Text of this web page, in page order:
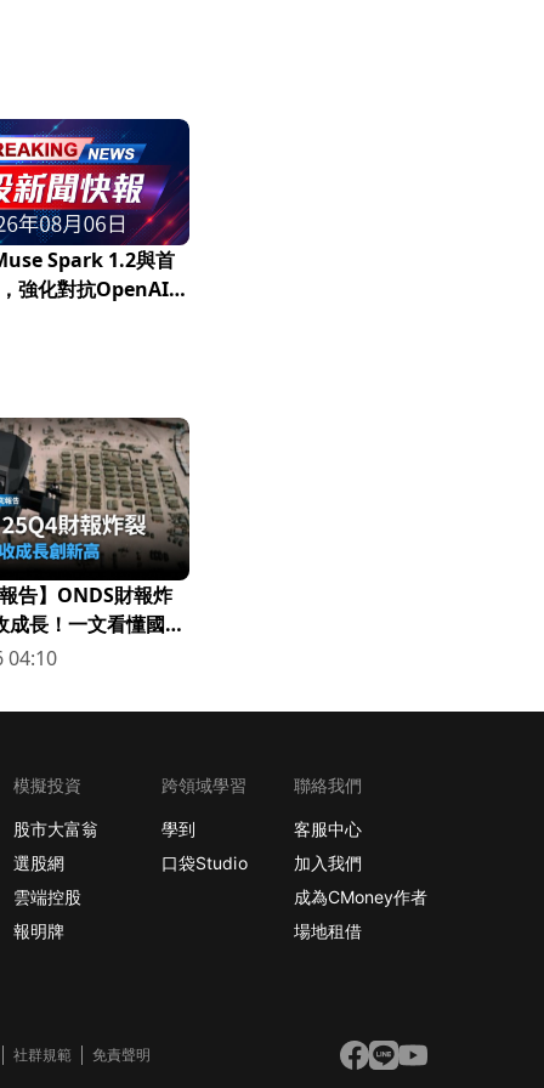
Spark 1.2與首
強化對抗OpenAI及
告】ONDS財報炸
成長！一文看懂國防
04:10
模擬投資
股市大富翁
選股網
雲端控股
報明牌
跨領域學習
學到
口袋Studio
聯絡我們
客服中心
加入我們
成為CMoney作者
場地租借
社群規範 免責聲明